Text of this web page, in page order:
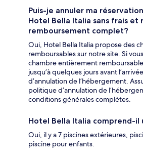
Puis-je annuler ma
Hotel Bella Italia sans frais et
remboursement complet?
Oui, Hotel Bella Italia propose des
remboursables sur notre site. Si
chambre entièrement
jusqu’à quelques jours avant
d’annulation de l’hébergement.
politique d’annulation de
conditions générales complètes.
Hotel Bella Italia comprend-il
Oui, il y a 7 piscines extérieures,
piscine pour enfants.